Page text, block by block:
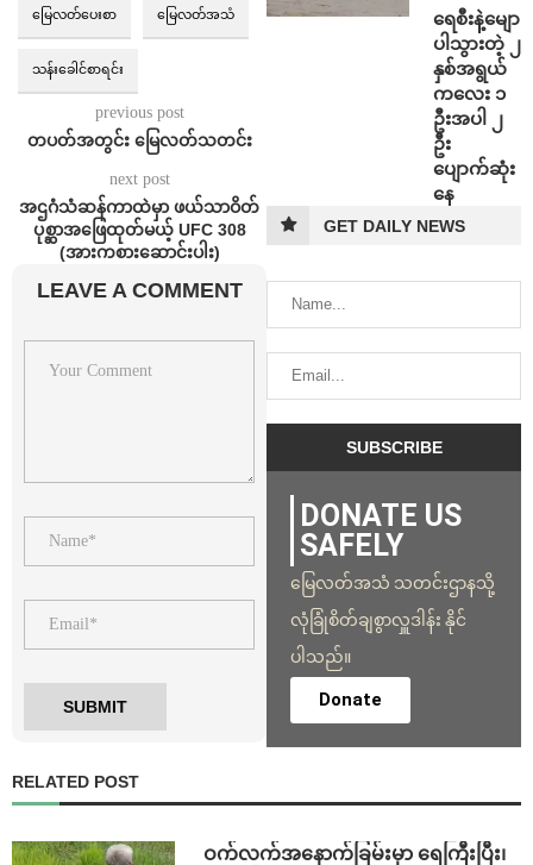
မြေလတ်ပေးစာ မြေလတ်အသံ
သန်းခေါင်စာရင်း
previous post
တပတ်အတွင်း မြေလတ်သတင်း
next post
အဌဂံသံဆန်ကာထဲမှာ ဖယ်သာဝိတ်
ပုစ္ဆာအဖြေထုတ်မယ့် UFC 308
(အားကစားဆောင်းပါး)
LEAVE A COMMENT
ရေစီးနဲ့မျော
ပါသွားတဲ့ ၂
နှစ်အရွယ်
ကလေး ၁
ဦးအပါ ၂
ဦး
ပျောက်ဆုံး
နေ
GET DAILY NEWS
DONATE US
SAFELY
မြေလတ်အသံ သတင်းဌာနသို့
လုံခြုံစိတ်ချစွာလှူဒါန်း နိုင်
ပါသည်။
Donate
RELATED POST
⁩ ⁨ဝက်လက်အနောက်ခြမ်းမှာ ရေကြီးပြီး၊